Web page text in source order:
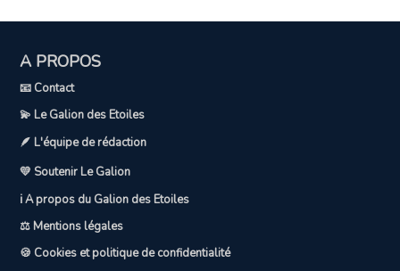
A PROPOS
📧 Contact
💫 Le Galion des Etoiles
🪶 L'équipe de rédaction
💛 Soutenir Le Galion
ℹ️ A propos du Galion des Etoiles
⚖️ Mentions légales
🍪 Cookies et politique de confidentialité